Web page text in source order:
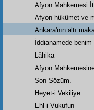
Afyon Mahkemesi
Afyon hükûmet ve
Ankara'nın altı
İddianamede
Lâhika
Afyon
Son Sözüm.
Heyet-i Vekiliye
Ehl-i Vukufun